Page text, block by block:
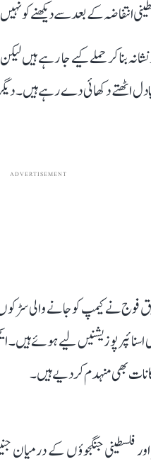
بنا کر حملے کیے جا رہے ہیں
دکھائی دے رہے ہیں۔ دیگر
ADVERTISEMENT
فوج نے کیمپ کو جانے والی
اسنائپر پوزیشنیں لیے ہوئے
بھی منہدم کر دیے ہیں۔
اور فلسطینی جنگجوؤں کے